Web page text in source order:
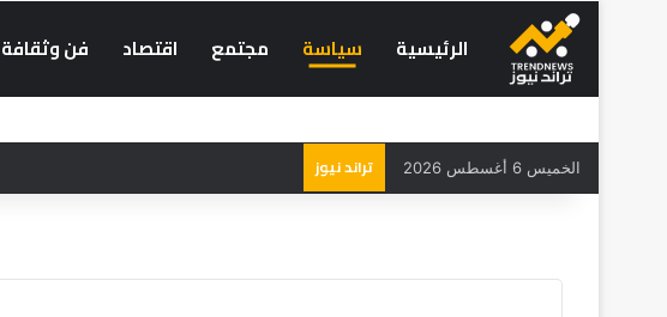
الرئيسية سياسة مجتمع اقتصاد فن وثقافة
الخميس 6 أغسطس 2026 تراند نيوز